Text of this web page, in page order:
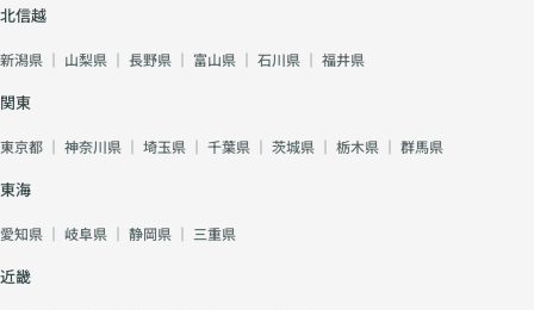
北信越
新潟県 ｜ 山梨県 ｜ 長野県 ｜ 富山県 ｜ 石川県 ｜ 福井県
関東
東京都 ｜ 神奈川県 ｜ 埼玉県 ｜ 千葉県 ｜ 茨城県 ｜ 栃木県 ｜ 群馬県
東海
愛知県 ｜ 岐阜県 ｜ 静岡県 ｜ 三重県
近畿